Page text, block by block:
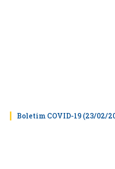
Boletim COVID-19 (23/02/